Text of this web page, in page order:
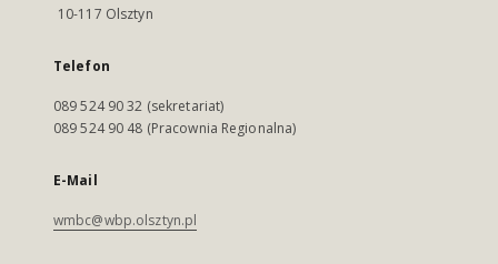
10-117 Olsztyn
Telefon
089 524 90 32 (sekretariat)
089 524 90 48 (Pracownia Regionalna)
E-Mail
wmbc@wbp.olsztyn.pl